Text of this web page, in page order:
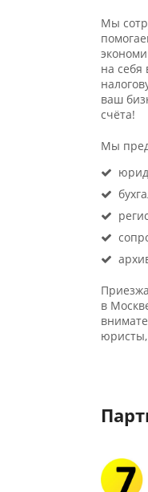
Мы
на себя
ваш
счёта!
Мы
в
юристы,